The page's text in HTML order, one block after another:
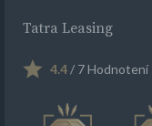
Tatra Leasing
4.4/ 7 Hodnotení